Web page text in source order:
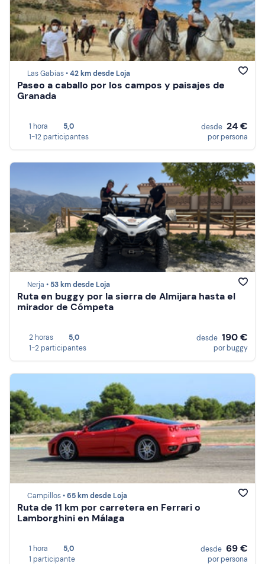
Las Gabias •42 km desde Loja
Paseo a caballo por los campos y paisajes de
Granada
1 hora
5,0
1-12 participantes
desde 24 €
por persona
Nerja • 53 km desde Loja
Ruta en buggy por la sierra de Almijara hasta el
mirador de Cómpeta
2 horas
5,0
1-2 participantes
desde 190 €
por buggy
Campillos •65 km desde Loja
Ruta de 11 km por carretera en Ferrari o
Lamborghini en Málaga
1 hora
5,0
1 participante
desde 69 €
por persona